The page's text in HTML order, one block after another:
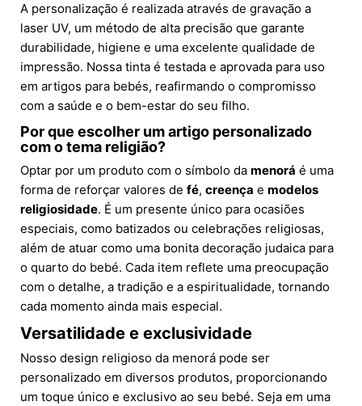
A personalização é realizada através de gravação a
laser UV, um método de alta precisão que garante
durabilidade, higiene e uma excelente qualidade de
impressão. Nossa tinta é testada e aprovada para uso
em artigos para bebés, reafirmando o compromisso
com a saúde e o bem-estar do seu filho.
Por que escolher um artigo personalizado
com o tema religião?
Optar por um produto com o símbolo da menorá é uma
forma de reforçar valores de fé, creença e modelos
religiosidade. É um presente único para ocasiões
especiais, como batizados ou celebrações religiosas,
além de atuar como uma bonita decoração judaica para
o quarto do bebé. Cada item reflete uma preocupação
com o detalhe, a tradição e a espiritualidade, tornando
cada momento ainda mais especial.
Versatilidade e exclusividade
Nosso design religioso da menorá pode ser
personalizado em diversos produtos, proporcionando
um toque único e exclusivo ao seu bebé. Seja em uma